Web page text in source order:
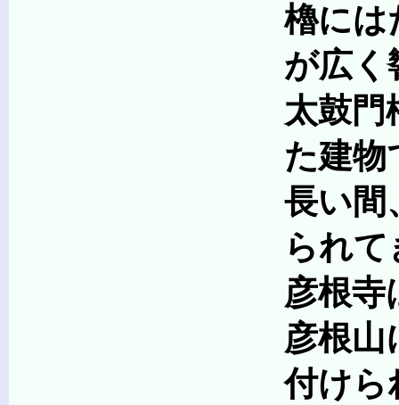
櫓にはたいへん稀
が広く響くための
太鼓門櫓も、天秤
た建物で
長い間、太鼓門櫓
られてきま
彦根寺は観音
彦根山に向かって
付けられた名称で